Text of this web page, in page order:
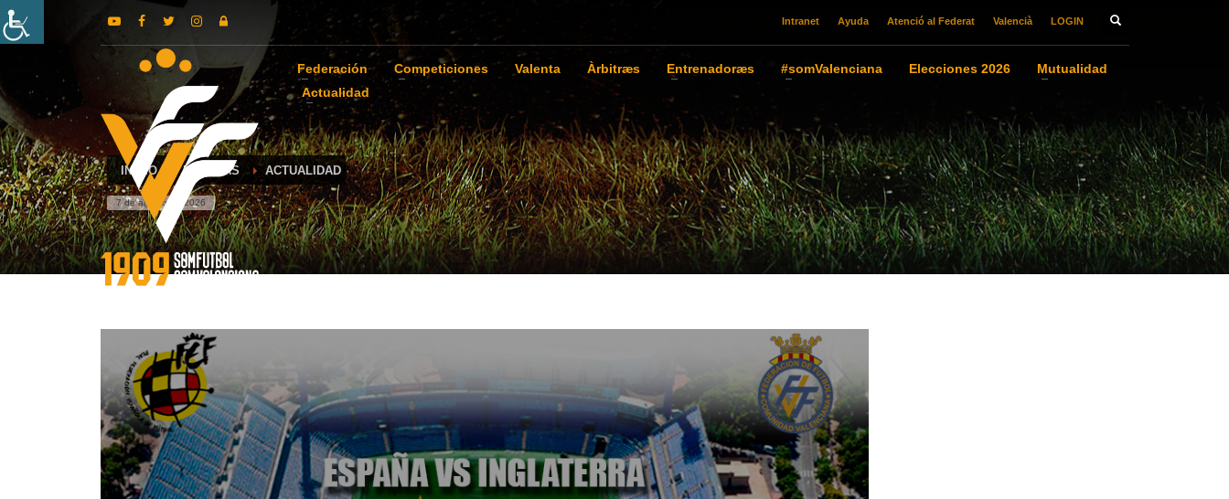
Intranet Ayuda Atenció al Federat Valencià LOGIN
Federación Competiciones Valenta Àrbitræs Entrenadoræs #somValenciana Elecciones 2026
Mutualidad
Actualidad
INICIO NOTICIAS ACTUALIDAD
7 de agosto de 2026